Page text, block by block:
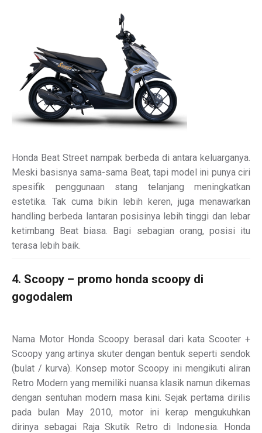
Honda Beat Street nampak berbeda di antara keluarganya.
Meski basisnya sama-sama Beat, tapi model ini punya ciri
spesifik penggunaan stang telanjang meningkatkan
estetika. Tak cuma bikin lebih keren, juga menawarkan
handling berbeda lantaran posisinya lebih tinggi dan lebar
ketimbang Beat biasa. Bagi sebagian orang, posisi itu
terasa lebih baik.
4. Scoopy – promo honda scoopy di
gogodalem
Nama Motor Honda Scoopy berasal dari kata Scooter +
Scoopy yang artinya skuter dengan bentuk seperti sendok
(bulat / kurva). Konsep motor Scoopy ini mengikuti aliran
Retro Modern yang memiliki nuansa klasik namun dikemas
dengan sentuhan modern masa kini. Sejak pertama dirilis
pada bulan May 2010, motor ini kerap mengukuhkan
dirinya sebagai Raja Skutik Retro di Indonesia. Honda